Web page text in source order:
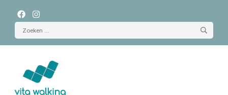
Zoeken
naar: